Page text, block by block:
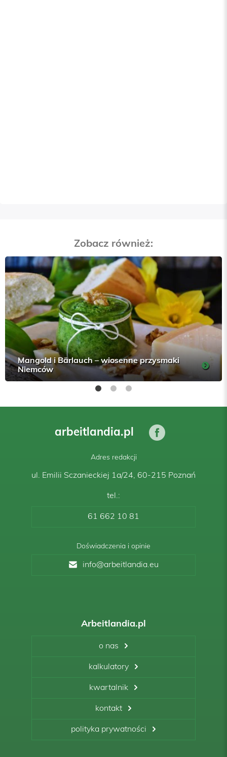
Zobacz również:
Mangold i Bärlauch – wiosenne przysmaki
Niemców
arbeitlandia.pl
Adres redakcji
ul. Emilii Sczanieckiej 1a/24, 60-215 Poznań
tel.:
61 662 10 81
Doświadczenia i opinie
info@arbeitlandia.eu
Arbeitlandia.pl
o nas
kalkulatory
kwartalnik
kontakt
polityka prywatności